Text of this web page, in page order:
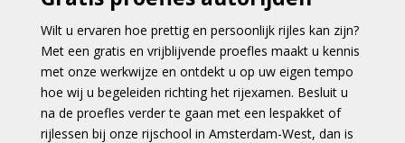
Wilt u ervaren hoe prettig en persoonlijk rijles kan zijn?
Met een gratis en vrijblijvende proefles maakt u kennis
met onze werkwijze en ontdekt u op uw eigen tempo
hoe wij u begeleiden richting het rijexamen. Besluit u
na de proefles verder te gaan met een lespakket of
rijlessen bij onze rijschool in Amsterdam-West, dan is